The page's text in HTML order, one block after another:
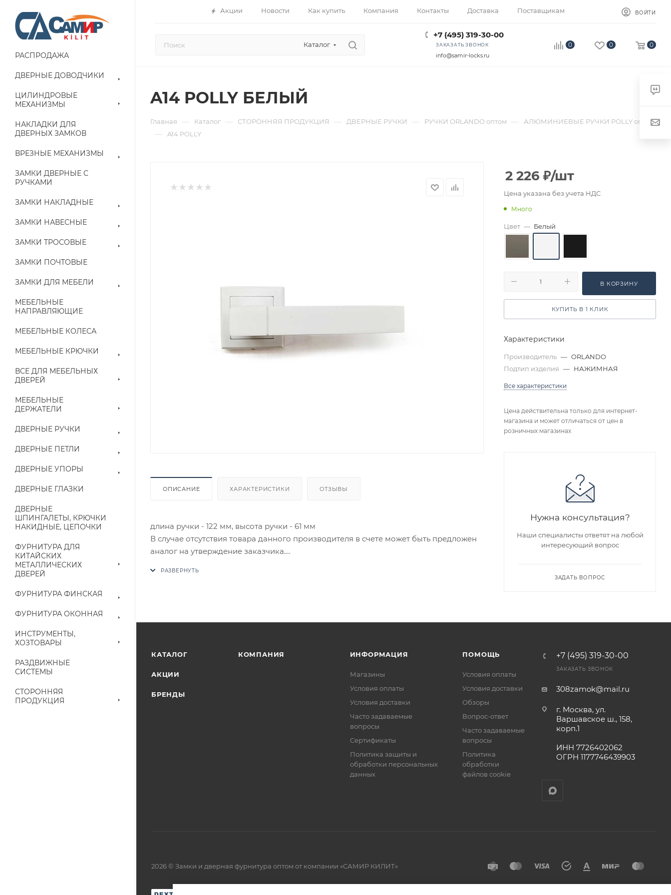
Акции Новости Как купить Компания Контакты Доставка Поставщикам ВОЙТИ
Каталог
+7 (495) 319-30-00
ЗАКАЗАТЬ ЗВОНОК
info@samir-locks.ru
0 0 0
РАСПРОДАЖА
ДВЕРНЫЕ ДОВОДЧИКИ
ЦИЛИНДРОВЫЕ
МЕХАНИЗМЫ
НАКЛАДКИ ДЛЯ
ДВЕРНЫХ ЗАМКОВ
ВРЕЗНЫЕ МЕХАНИЗМЫ
ЗАМКИ ДВЕРНЫЕ С
РУЧКАМИ
ЗАМКИ НАКЛАДНЫЕ
ЗАМКИ НАВЕСНЫЕ
ЗАМКИ ТРОСОВЫЕ
ЗАМКИ ПОЧТОВЫЕ
ЗАМКИ ДЛЯ МЕБЕЛИ
МЕБЕЛЬНЫЕ
НАПРАВЛЯЮЩИЕ
МЕБЕЛЬНЫЕ КОЛЕСА
МЕБЕЛЬНЫЕ КРЮЧКИ
ВСЕ ДЛЯ МЕБЕЛЬНЫХ
ДВЕРЕЙ
МЕБЕЛЬНЫЕ
ДЕРЖАТЕЛИ
ДВЕРНЫЕ РУЧКИ
ДВЕРНЫЕ ПЕТЛИ
ДВЕРНЫЕ УПОРЫ
ДВЕРНЫЕ ГЛАЗКИ
ДВЕРНЫЕ
ШПИНГАЛЕТЫ, КРЮЧКИ
НАКИДНЫЕ, ЦЕПОЧКИ
ФУРНИТУРА ДЛЯ
КИТАЙСКИХ
МЕТАЛЛИЧЕСКИХ
ДВЕРЕЙ
ФУРНИТУРА ФИНСКАЯ
ФУРНИТУРА ОКОННАЯ
ИНСТРУМЕНТЫ,
ХОЗТОВАРЫ
РАЗДВИЖНЫЕ
СИСТЕМЫ
СТОРОННЯЯ
ПРОДУКЦИЯ
A14 POLLY БЕЛЫЙ
Главная — Каталог — СТОРОННЯЯ ПРОДУКЦИЯ — ДВЕРНЫЕ РУЧКИ — РУЧКИ ORLANDO оптом — АЛЮМИНИЕВЫЕ РУЧКИ POLLY оптом
— A14 POLLY
ОПИСАНИЕ ХАРАКТЕРИСТИКИ ОТЗЫВЫ
длина ручки - 122 мм, высота ручки - 61 мм
В случае отсутствия товара данного производителя в счете может быть предложен
аналог на утверждение заказчика.
2 226 ₽/шт
Цена указана без учета НДС
Много
Цвет — Белый
В КОРЗИНУ
КУПИТЬ В 1 КЛИК
Характеристики
Производитель — ORLANDO
Подтип изделия — НАЖИМНАЯ
Все характеристики
Цена действительна только для интернет-
магазина и может отличаться от цен в
розничных магазинах
Нужна консультация?
Наши специалисты ответят на любой
интересующий вопрос
ЗАДАТЬ ВОПРОС
КАТАЛОГ
АКЦИИ
БРЕНДЫ
КОМПАНИЯ ИНФОРМАЦИЯ
Магазины
Условия оплаты
Условия доставки
Часто задаваемые
вопросы
Сертификаты
Политика защиты и
обработки персональных
данных
ПОМОЩЬ
Условия оплаты
Условия доставки
Обзоры
Вопрос-ответ
Часто задаваемые
вопросы
Политика
обработки
файлов cookie
+7 (495) 319-30-00
ЗАКАЗАТЬ ЗВОНОК
308zamok@mail.ru
г. Москва, ул.
Варшавское ш., 158,
корп.1
ИНН 7726402062
ОГРН 1177746439903
2026 © Замки и дверная фурнитура оптом от компании «САМИР КИЛИТ»